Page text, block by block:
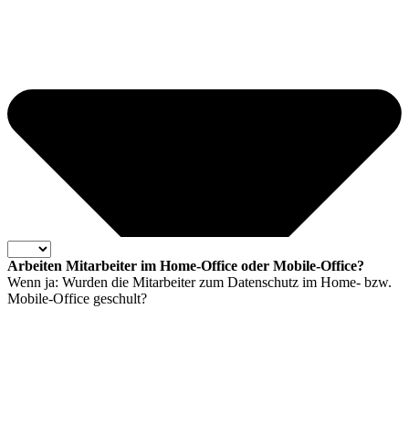
Arbeiten Mitarbeiter im Home-Office oder Mobile-Office?
Wenn ja: Wurden die Mitarbeiter zum Datenschutz im Home- bzw.
Mobile-Office geschult?